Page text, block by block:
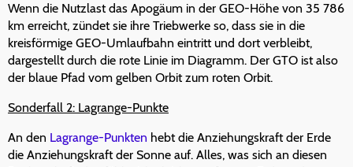
Wenn die Nutzlast das Apogäum in der GEO-Höhe von 35 786
km erreicht, zündet sie ihre Triebwerke so, dass sie in die
kreisförmige GEO-Umlaufbahn eintritt und dort verbleibt,
dargestellt durch die rote Linie im Diagramm. Der GTO ist also
der blaue Pfad vom gelben Orbit zum roten Orbit.
Sonderfall 2: Lagrange-Punkte
An den Lagrange-Punkten hebt die Anziehungskraft der Erde
die Anziehungskraft der Sonne auf. Alles, was sich an diesen